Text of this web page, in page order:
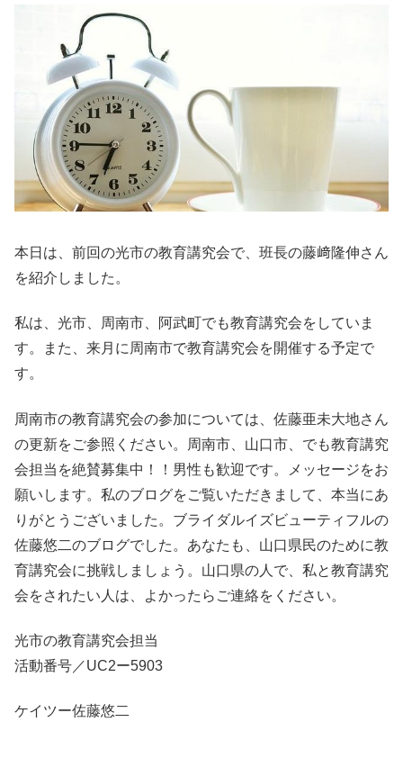
本日は、前回の光市の教育講究会で、班長の藤﨑隆伸さん
を紹介しました。
私は、光市、周南市、阿武町でも教育講究会をしていま
す。また、来月に周南市で教育講究会を開催する予定で
す。
周南市の教育講究会の参加については、佐藤亜未大地さん
の更新をご参照ください。周南市、山口市、でも教育講究
会担当を絶賛募集中！！男性も歓迎です。メッセージをお
願いします。私のブログをご覧いただきまして、本当にあ
りがとうございました。ブライダルイズビューティフルの
佐藤悠二のブログでした。あなたも、山口県民のために教
育講究会に挑戦しましょう。山口県の人で、私と教育講究
会をされたい人は、よかったらご連絡をください。
光市の教育講究会担当
活動番号／UC2ー5903
ケイツー佐藤悠二